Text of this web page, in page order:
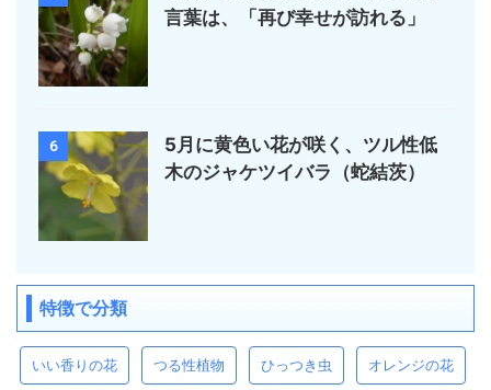
言葉は、「再び幸せが訪れる」
6
5月に黄色い花が咲く、ツル性低
木のジャケツイバラ（蛇結茨）
特徴で分類
いい香りの花 つる性植物 ひっつき虫 オレンジの花